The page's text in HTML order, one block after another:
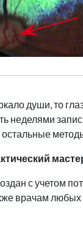
души, то
неделями
остальные
с учетом
врачам любых